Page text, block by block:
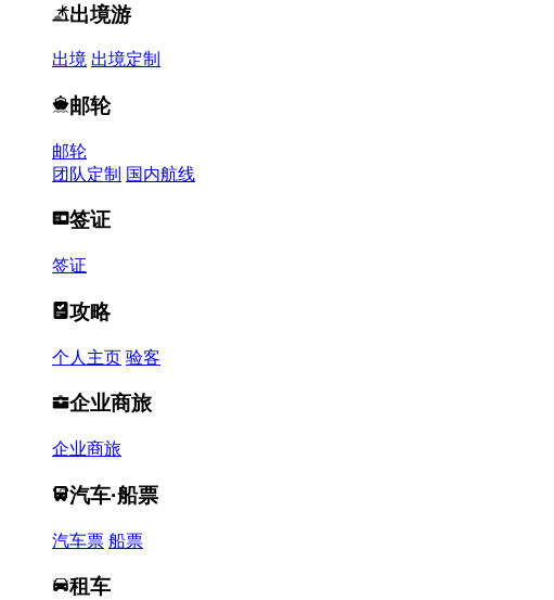
出境游
出境 出境定制
邮轮
邮轮
团队定制 国内航线
签证
签证
攻略
个人主页 验客
企业商旅
企业商旅
汽车·船票
汽车票 船票
租车